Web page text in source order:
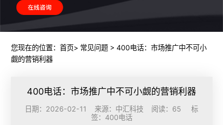
您现在的位置： 首页> 常见问题> 400电话：市场推广中不可小
觑的营销利器
400电话：市场推广中不可小觑的营销利器
日期：2026-02-11 来源：中汇科技 阅读：65 标
签： 400电话